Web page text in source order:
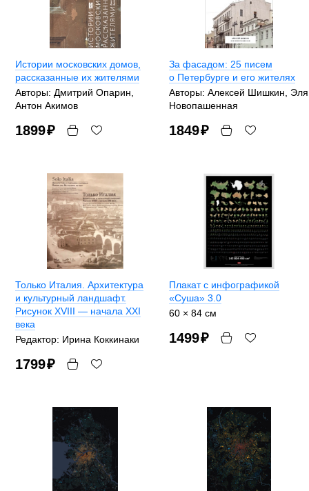
Истории московских домов,
рассказанные их жителями
Авторы: Дмитрий Опарин,
Антон Акимов
1899₽
За фасадом: 25 писем
о Петербурге и его жителях
Авторы: Алексей Шишкин, Эля
Новопашенная
1849₽
Только Италия. Архитектура
и культурный ландшафт.
Рисунок XVIII — начала XXI
века
Редактор: Ирина Коккинаки
1799₽
Плакат с инфографикой
«Суша» 3.0
60 × 84 см
1499₽